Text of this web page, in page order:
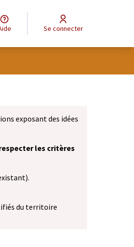
Aide Se connecter
exposant des idées
les critères
du territoire